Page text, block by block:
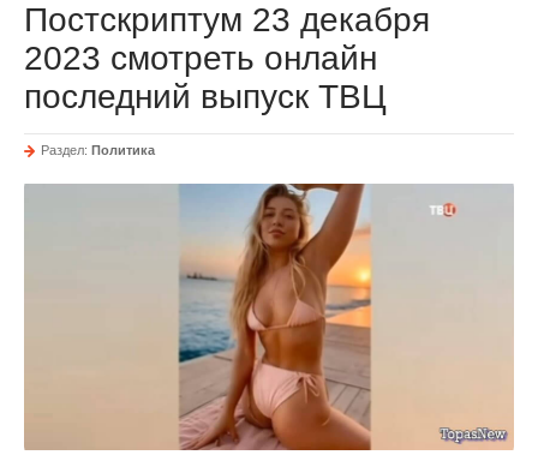
Постскриптум 23 декабря
2023 смотреть онлайн
последний выпуск ТВЦ
Раздел: Политика